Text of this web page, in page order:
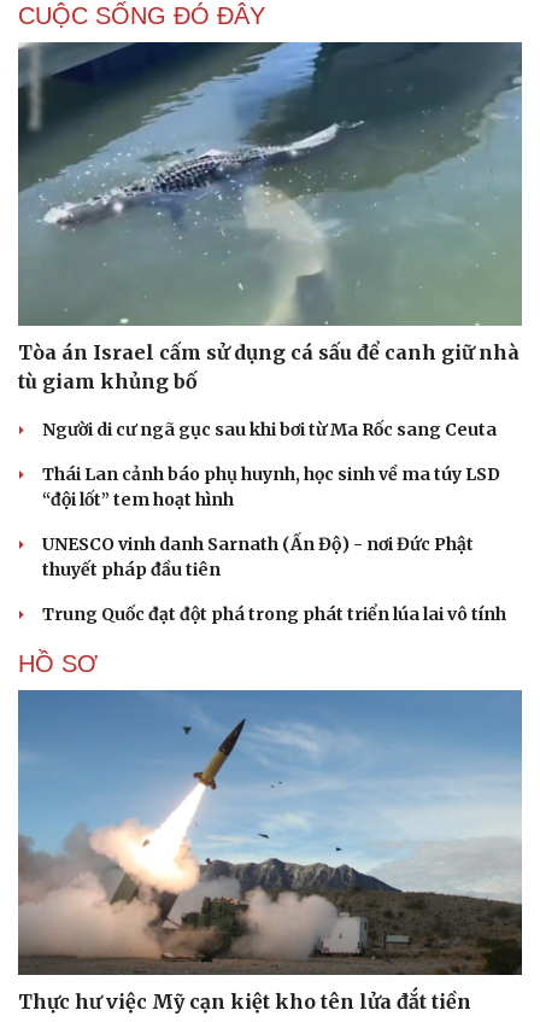
Cải chính
CUỘC SỐNG ĐÓ ĐÂY
Tòa án Israel cấm sử dụng cá sấu để canh giữ nhà
tù giam khủng bố
Người di cư ngã gục sau khi bơi từ Ma Rốc sang Ceuta
Thái Lan cảnh báo phụ huynh, học sinh về ma túy LSD
“đội lốt” tem hoạt hình
UNESCO vinh danh Sarnath (Ấn Độ) - nơi Đức Phật
thuyết pháp đầu tiên
Trung Quốc đạt đột phá trong phát triển lúa lai vô tính
HỒ SƠ
Thực hư việc Mỹ cạn kiệt kho tên lửa đắt tiền